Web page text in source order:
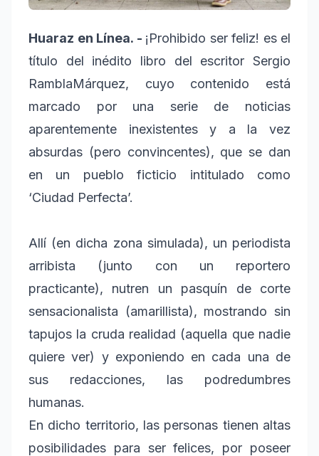
Huaraz en Línea. - ¡Prohibido ser feliz! es el
título del inédito libro del escritor Sergio
RamblaMárquez, cuyo contenido está
marcado por una serie de noticias
aparentemente inexistentes y a la vez
absurdas (pero convincentes), que se dan
en un pueblo ficticio intitulado como
‘Ciudad Perfecta’.
Allí (en dicha zona simulada), un periodista
arribista (junto con un reportero
practicante), nutren un pasquín de corte
sensacionalista (amarillista), mostrando sin
tapujos la cruda realidad (aquella que nadie
quiere ver) y exponiendo en cada una de
sus redacciones, las podredumbres
humanas.
En dicho territorio, las personas tienen altas
posibilidades para ser felices, por poseer